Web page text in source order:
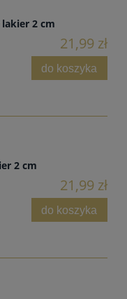
2 cm
21,99 zł
do koszyka
2 cm
21,99 zł
do koszyka